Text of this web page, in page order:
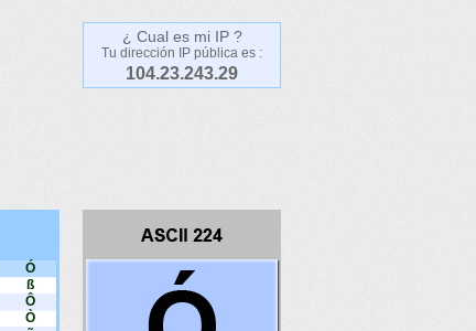
¿ Cual es mi IP ?
Tu dirección IP pública es :
104.23.243.29
Ó
ß
Ô
Ò